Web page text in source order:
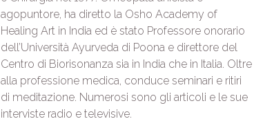
agopuntore, ha diretto la Osho Academy of
Healing Art in India ed è stato Professore onorario
dell’Università Ayurveda di Poona e direttore del
Centro di Biorisonanza sia in India che in Italia. Oltre
alla professione medica, conduce seminari e ritiri
di meditazione. Numerosi sono gli articoli e le sue
interviste radio e televisive.